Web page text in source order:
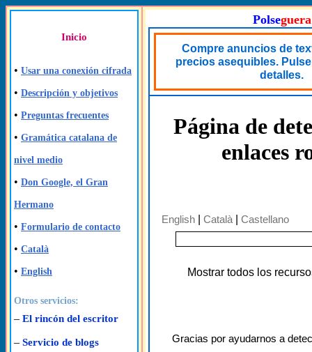
Inicio
• Usar una conexión cifrada
• Descripción y objetivos
• Preguntas frecuentes
• Gramática catalana de
nivel medio
• Don Google, el Gran
Hermano
• Formulario de contacto
• Català
• English
Otros servicios:
– El rincón del escritor
– Servicio de blogs
Polseguera
Compre anuncios de
precios asequibles.
detalles.
Página de
enlaces
English Català Castellano
Mostrar todos los
Gracias por ayudarnos a